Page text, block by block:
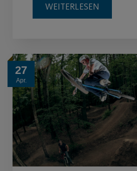
WEITERLESEN
27
Apr.